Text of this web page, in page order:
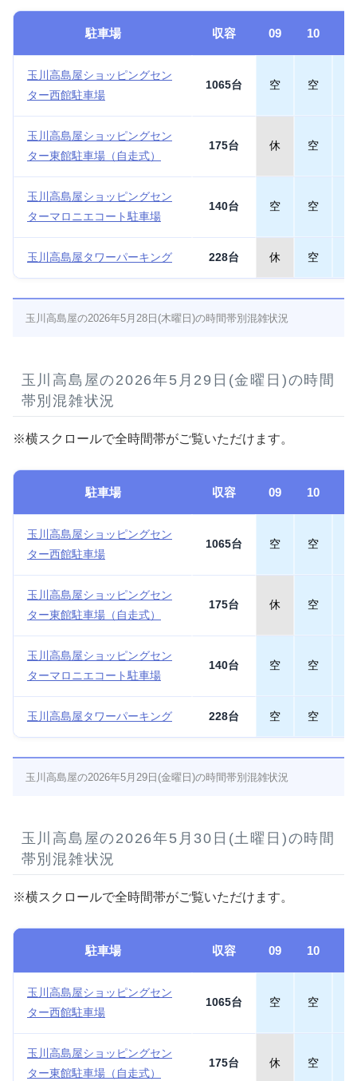
駐車場 収容 09 10
玉川高島屋ショッピングセン
ター西館駐車場
1065台 空 空
玉川高島屋ショッピングセン
ター東館駐車場（自走式）
175台 休 空
玉川高島屋ショッピングセン
ターマロニエコート駐車場
140台 空 空
玉川高島屋タワーパーキング 228台 休 空
玉川高島屋の2026年5月28日(木曜日)の時間帯別混雑状況
玉川高島屋の2026年5月29日(金曜日)の時間
帯別混雑状況
※横スクロールで全時間帯がご覧いただけます。
駐車場 収容 09 10
玉川高島屋ショッピングセン
ター西館駐車場
1065台 空 空
玉川高島屋ショッピングセン
ター東館駐車場（自走式）
175台 休 空
玉川高島屋ショッピングセン
ターマロニエコート駐車場
140台 空 空
玉川高島屋タワーパーキング 228台 空 空
玉川高島屋の2026年5月29日(金曜日)の時間帯別混雑状況
玉川高島屋の2026年5月30日(土曜日)の時間
帯別混雑状況
※横スクロールで全時間帯がご覧いただけます。
駐車場 収容 09 10
玉川高島屋ショッピングセン
ター西館駐車場
1065台 空 空
玉川高島屋ショッピングセン
ター東館駐車場（自走式）
175台 休 空